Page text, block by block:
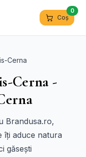
Coș
0
Cerna
Cerna -
Brandusa.ro,
îți aduce natura
găsești